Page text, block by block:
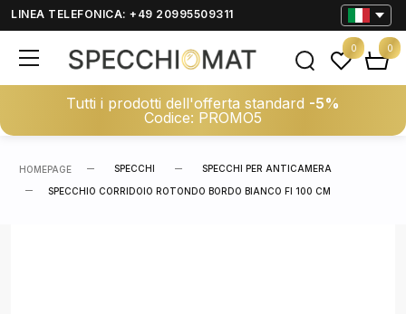
LINEA TELEFONICA: +49 20995509311
Tutti i prodotti dell'offerta standard -5%
Codice: PROMO5
0 0
HOMEPAGE SPECCHI SPECCHI PER ANTICAMERA
SPECCHIO CORRIDOIO ROTONDO BORDO BIANCO FI 100 CM